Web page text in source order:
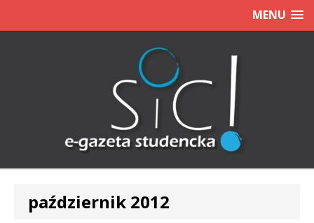
MENU
październik 2012